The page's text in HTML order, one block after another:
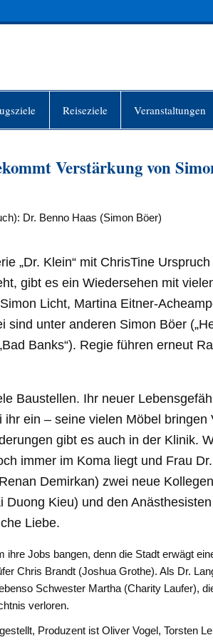
Reiseziele Veranstaltungen
Verstärkung von
Dr. Benno Haas (Simon Böer)
„Dr. Klein“ mit ChrisTine
gibt es ein Wiedersehen mit
Licht, Martina Eitner-
sind unter anderen Simon Böer
Banks“). Regie führen erneut
Baustellen. Ihr neuer
ein – seine vielen Möbel bringen
gibt es auch in der Klinik.
immer im Koma liegt und Frau
Demirkan) zwei neue
Kieu) und den
Liebe.
Jobs bangen, denn die Stadt erwägt
Chris Brandt (Joshua Grothe). Als Dr.
Schwester Martha (Charity Laufer),
verloren.
Produzent ist Oliver Vogel, Torsten